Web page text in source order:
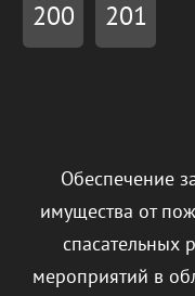
200 201
Обеспечение
имущества от
спасательных
мероприятий в